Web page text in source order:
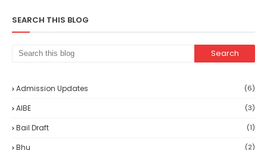
SEARCH THIS BLOG
Admission Updates (6)
AIBE (3)
Bail Draft (1)
Bhu (2)